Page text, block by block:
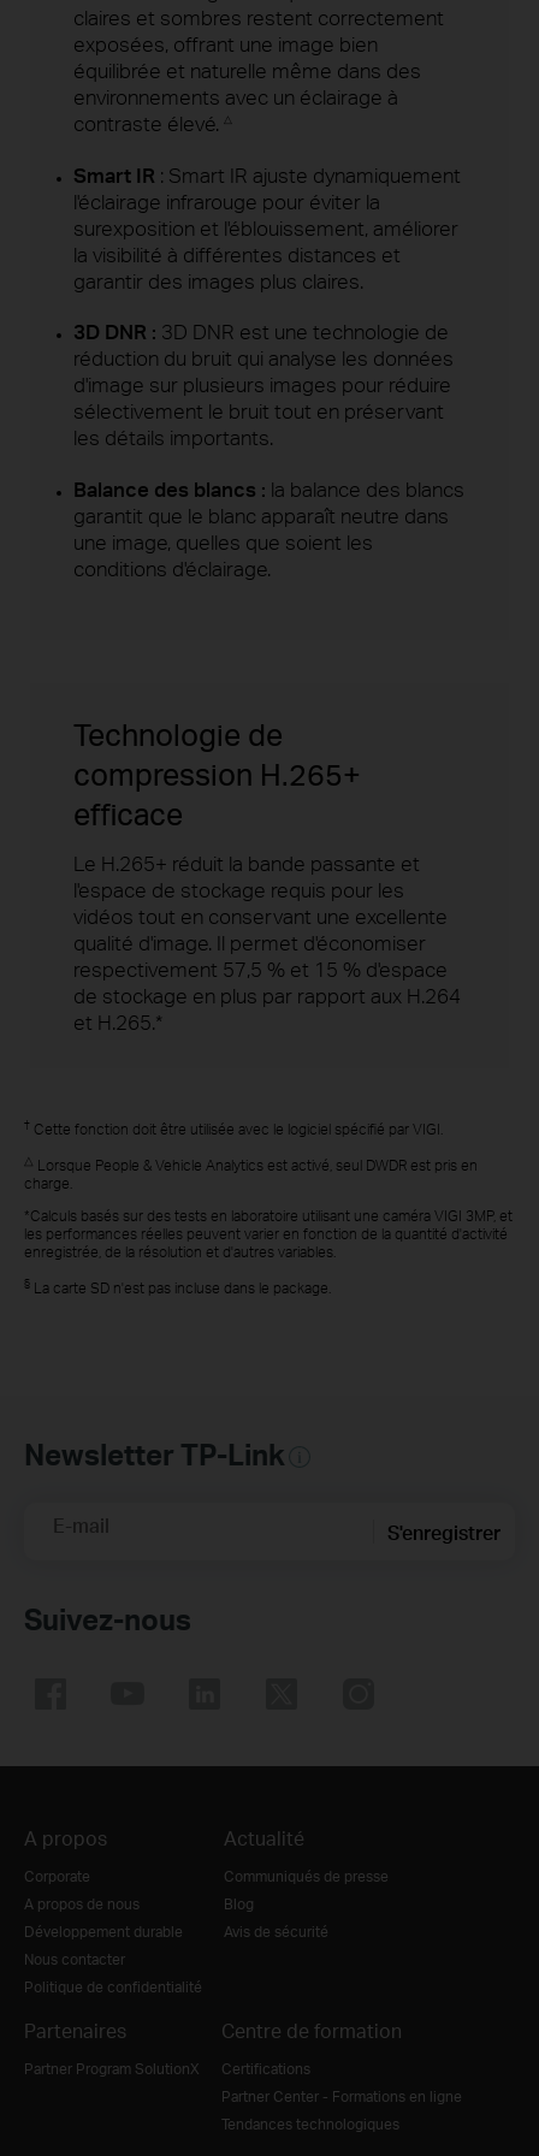
claires et sombres restent correctement
exposées, offrant une image bien
équilibrée et naturelle même dans des
environnements avec un éclairage à
contraste élevé. △
Smart IR : Smart IR ajuste dynamiquement
l'éclairage infrarouge pour éviter la
surexposition et l'éblouissement, améliorer
la visibilité à différentes distances et
garantir des images plus claires.
3D DNR : 3D DNR est une technologie de
réduction du bruit qui analyse les données
d'image sur plusieurs images pour réduire
sélectivement le bruit tout en préservant
les détails importants.
Balance des blancs : la balance des blancs
garantit que le blanc apparaît neutre dans
une image, quelles que soient les
conditions d'éclairage.
Technologie de
compression H.265+
efficace
Le H.265+ réduit la bande passante et
l'espace de stockage requis pour les
vidéos tout en conservant une excellente
qualité d'image. Il permet d'économiser
respectivement 57,5 ​​% et 15 % d'espace
de stockage en plus par rapport aux H.264
et H.265.*
† Cette fonction doit être utilisée avec le logiciel spécifié par VIGI.
△ Lorsque People & Vehicle Analytics est activé, seul DWDR est pris en
charge.
*Calculs basés sur des tests en laboratoire utilisant une caméra VIGI 3MP, et
les performances réelles peuvent varier en fonction de la quantité d'activité
enregistrée, de la résolution et d'autres variables.
§ La carte SD n'est pas incluse dans le package.
Newsletter TP-Link
E-mail S'enregistrer
Suivez-nous
A propos
Corporate
A propos de nous
Développement durable
Nous contacter
Politique de confidentialité
Actualité
Communiqués de presse
Blog
Avis de sécurité
Partenaires
Partner Program SolutionX
Centre de formation
Certifications
Partner Center - Formations en ligne
Tendances technologiques